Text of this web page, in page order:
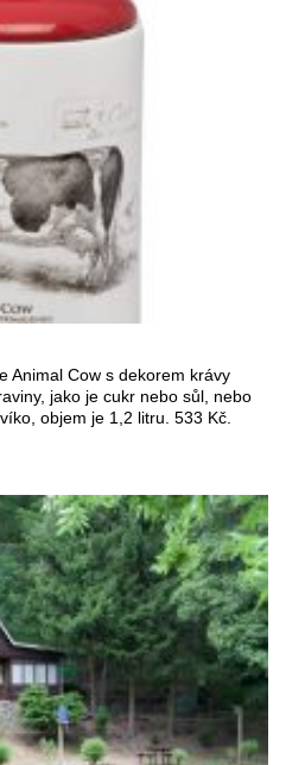
Animal Cow s dekorem krávy
jako je cukr nebo sůl, nebo
objem je 1,2 litru. 533 Kč.